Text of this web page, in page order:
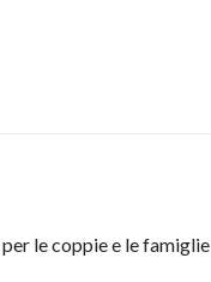
le coppie e le famiglie